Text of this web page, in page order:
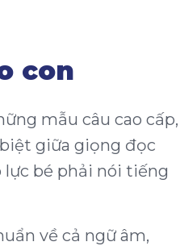
con
mẫu câu cao cấp,
giữa giọng đọc
lực bé phải nói tiếng
về cả ngữ âm,